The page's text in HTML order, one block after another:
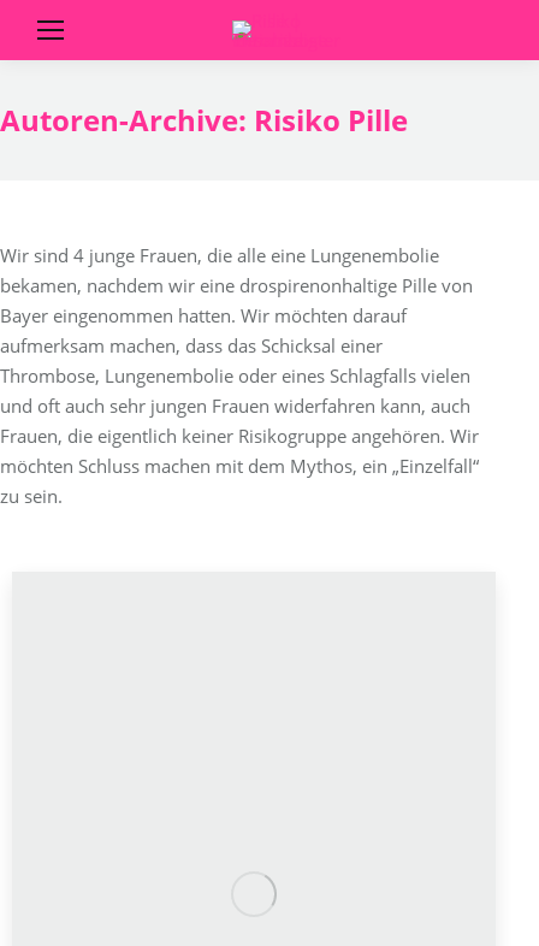
Autoren-Archive: Risiko Pille
Wir sind 4 junge Frauen, die alle eine Lungenembolie
bekamen, nachdem wir eine drospirenonhaltige Pille von
Bayer eingenommen hatten. Wir möchten darauf
aufmerksam machen, dass das Schicksal einer
Thrombose, Lungenembolie oder eines Schlagfalls vielen
und oft auch sehr jungen Frauen widerfahren kann, auch
Frauen, die eigentlich keiner Risikogruppe angehören. Wir
möchten Schluss machen mit dem Mythos, ein „Einzelfall“
zu sein.